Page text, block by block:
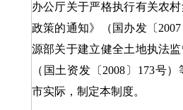
办公厅关于严格执行有关农
政策的通知》（国办发〔
源部关于建立健全土地执法监
（国土资发〔2008〕173号
市实际，制定本制度。